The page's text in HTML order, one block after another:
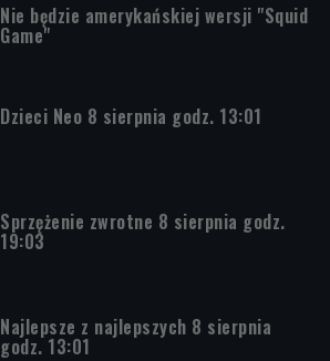
Nie będzie amerykańskiej wersji "Squid
Game"
Dzieci Neo 8 sierpnia godz. 13:01
Sprzężenie zwrotne 8 sierpnia godz.
19:03
Najlepsze z najlepszych 8 sierpnia
godz. 13:01